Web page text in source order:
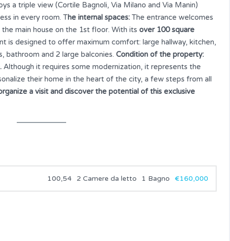
a triple view (Cortile Bagnoli, Via Milano and Via Manin)
in every room. The internal spaces: The entrance welcomes
main house on the 1st floor. With its over 100 square
is designed to offer maximum comfort: large hallway, kitchen,
bathroom and 2 large balconies. Condition of the property:
Although it requires some modernization, it represents the
their home in the heart of the city, a few steps from all
a visit and discover the potential of this exclusive
100,54 2 Camere da letto 1 Bagno €160,000